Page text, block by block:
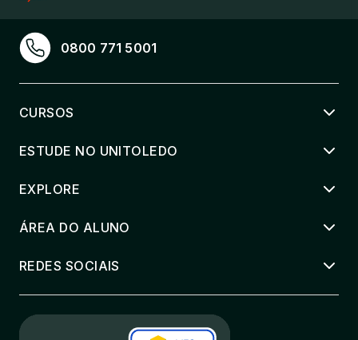
0800 771 5001
CURSOS
ESTUDE NO UNITOLEDO
EXPLORE
ÁREA DO ALUNO
REDES SOCIAIS